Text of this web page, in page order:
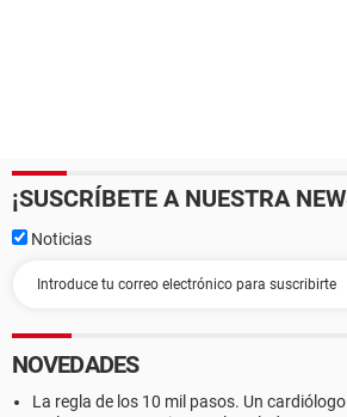
¡SUSCRÍBETE A NUESTRA
Noticias
NOVEDADES
La regla de los 10 mil pasos. Un